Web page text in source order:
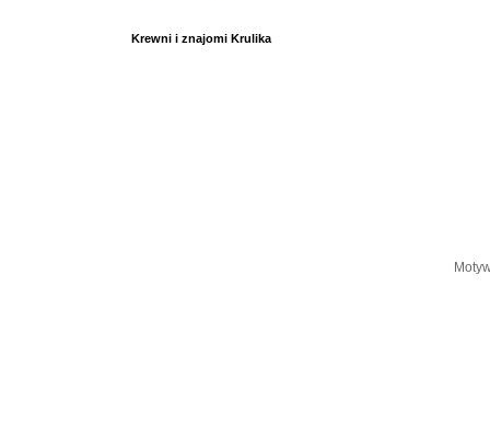
Krewni i znajomi Krulika